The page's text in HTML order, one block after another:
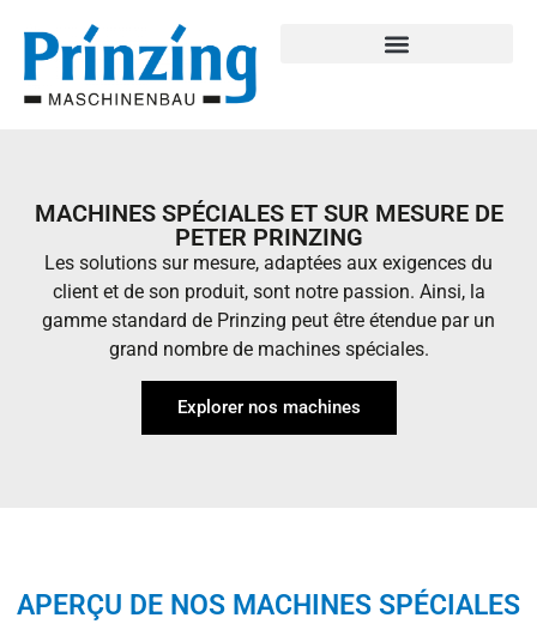
MACHINES SPÉCIALES ET SUR MESURE DE
PETER PRINZING
Les solutions sur mesure, adaptées aux exigences du
client et de son produit, sont notre passion. Ainsi, la
gamme standard de Prinzing peut être étendue par un
grand nombre de machines spéciales.
Explorer nos machines
APERÇU DE NOS MACHINES SPÉCIALES